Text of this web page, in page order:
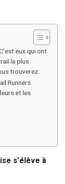
eux qui ont
la plus
trouverez.
Runners
et les
s’élève à